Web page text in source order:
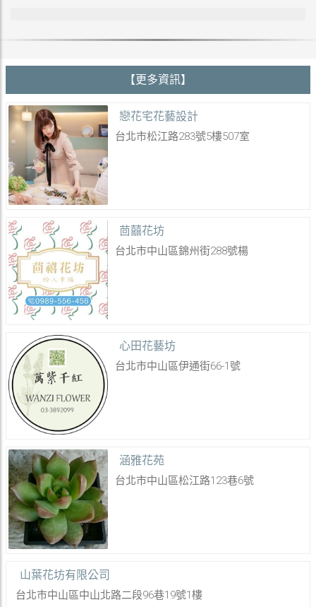
【更多資訊】
戀花宅花藝設計
台北市松江路283號5樓507室
茴囍花坊
台北市中山區錦州街288號楊
心田花藝坊
台北市中山區伊通街66-1號
涵雅花苑
台北市中山區松江路123巷6號
山葉花坊有限公司
台北市中山區中山北路二段96巷19號1樓